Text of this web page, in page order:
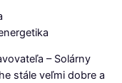
– Solárny
stále veľmi dobre a